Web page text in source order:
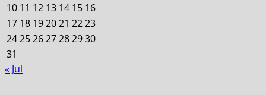
10 11 12 13 14 15 16
17 18 192021 2223
24252627282930
31
« Jul